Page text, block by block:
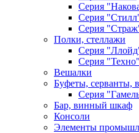
Серия
Серия
Серия
Полки, стеллажи
Серия
Серия "Техно"
Вешалки
Буфеты, серванты,
Серия
Бар, винный шкаф
Консоли
Элементы